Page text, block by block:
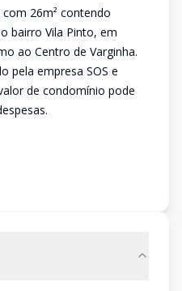
26m² contendo
bairro Vila Pinto, em
ao Centro de Varginha.
pela empresa SOS e
de condomínio pode